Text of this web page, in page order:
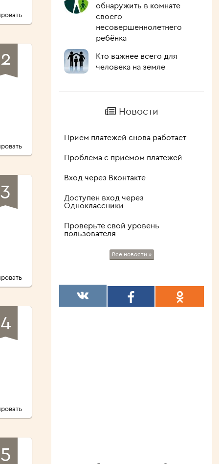
2
3
4
5
обнаружить в комнате
своего
несовершеннолетнего
ребёнка
Кто важнее всего для
человека на земле
Новости
Приём платежей снова работает
Проблема с приёмом платежей
Вход через Вконтакте
Доступен вход через
Одноклассники
Проверьте свой уровень
пользователя
Все новости »